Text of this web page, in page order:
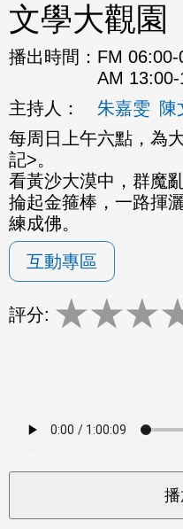
文學大觀園
播出時間： FM
AM
主持人：
朱嘉雯 陳
每周日上午六點，為
記>。
看黃沙大漠中，群魔
掄起金箍棒，一路揮
練成佛。
互動專區
評分: ★★★